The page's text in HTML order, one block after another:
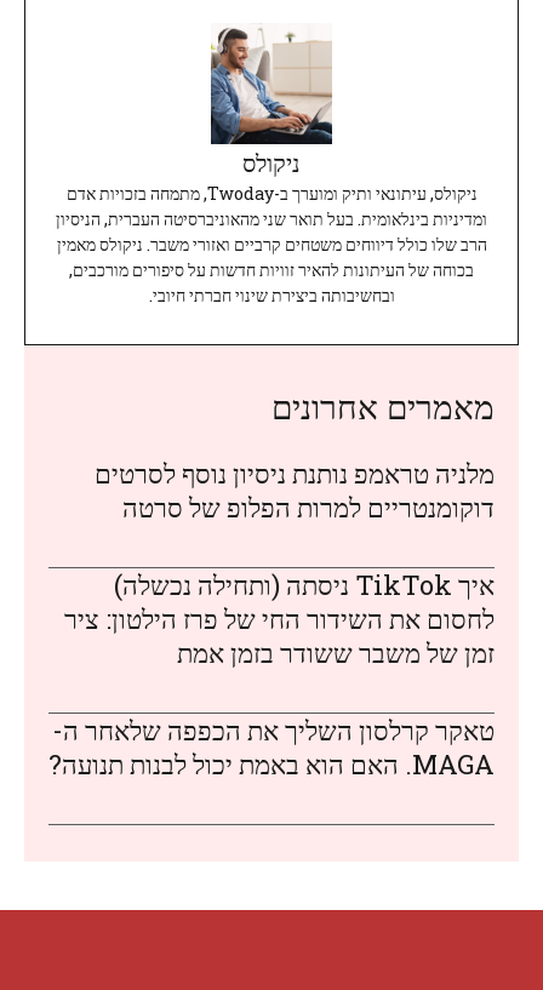
ניקולס
ניקולס, עיתונאי ותיק ומוערך ב-Twoday, מתמחה בזכויות אדם
ומדיניות בינלאומית. בעל תואר שני מהאוניברסיטה העברית, הניסיון
הרב שלו כולל דיווחים משטחים קרביים ואזורי משבר. ניקולס מאמין
בכוחה של העיתונות להאיר זוויות חדשות על סיפורים מורכבים,
ובחשיבותה ביצירת שינוי חברתי חיובי.
מאמרים אחרונים
מלניה טראמפ נותנת ניסיון נוסף לסרטים
דוקומנטריים למרות הפלופ של סרטה
איך TikTok ניסתה (ותחילה נכשלה)
לחסום את השידור החי של פרז הילטון: ציר
זמן של משבר ששודר בזמן אמת
טאקר קרלסון השליך את הכפפה שלאחר ה-
MAGA. האם הוא באמת יכול לבנות תנועה?